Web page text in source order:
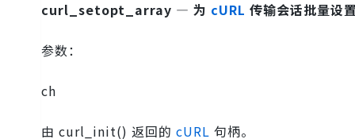
curl_setopt_array — 为 cURL 传输会话批量设
参数：
ch
由 curl_init() 返回的 cURL 句柄。